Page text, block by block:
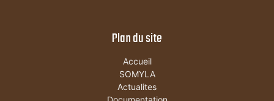
Plan du site
Accueil
SOMYLA
Actualites